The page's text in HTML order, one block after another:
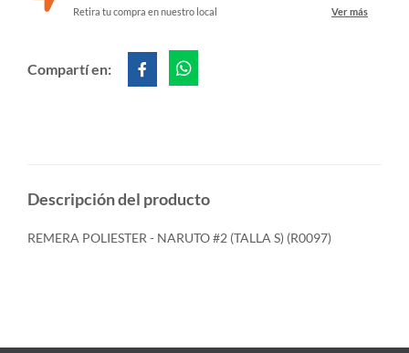
Retira tu compra en nuestro local Ver más
Compartí en:
Descripción del producto
REMERA POLIESTER - NARUTO #2 (TALLA S) (R0097)